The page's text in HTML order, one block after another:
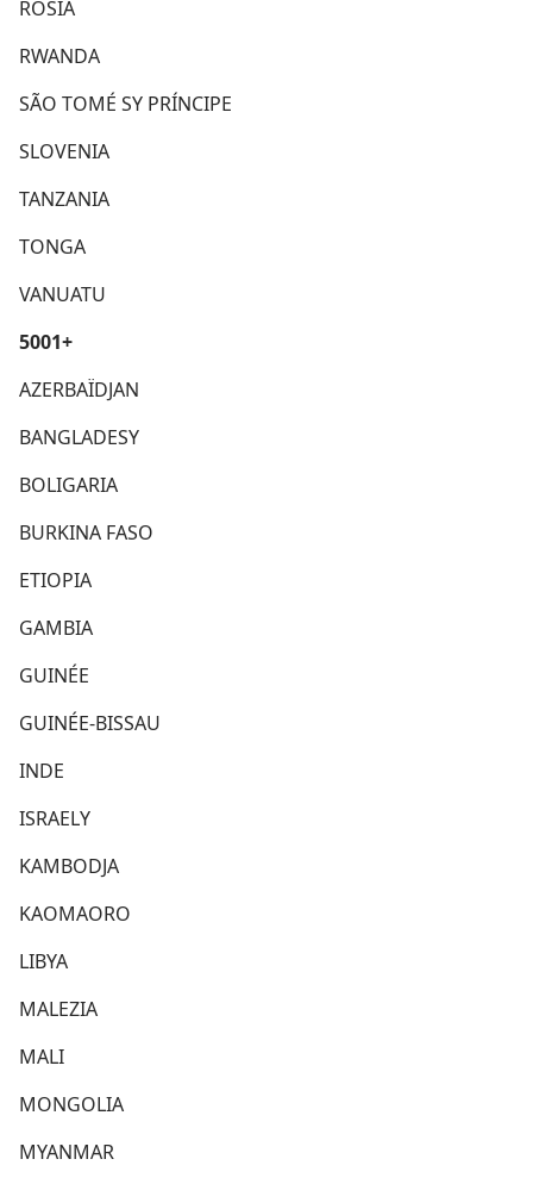
ROSIA
RWANDA
SÃO TOMÉ SY PRÍNCIPE
SLOVENIA
TANZANIA
TONGA
VANUATU
5001+
AZERBAÏDJAN
BANGLADESY
BOLIGARIA
BURKINA FASO
ETIOPIA
GAMBIA
GUINÉE
GUINÉE-BISSAU
INDE
ISRAELY
KAMBODJA
KAOMAORO
LIBYA
MALEZIA
MALI
MONGOLIA
MYANMAR